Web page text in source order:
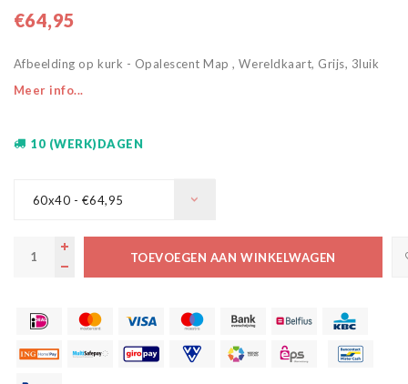
€64,95
Afbeelding op kurk - Opalescent Map , Wereldkaart, Grijs, 3luik
Meer info...
10 (WERK)DAGEN
60x40 - €64,95
TOEVOEGEN AAN WINKELWAGEN